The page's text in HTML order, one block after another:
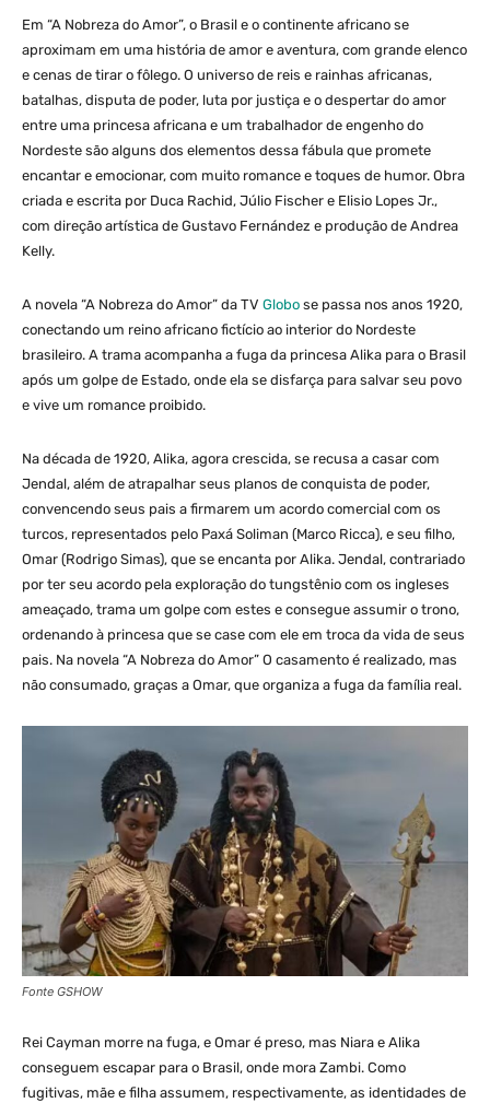
Em “A Nobreza do Amor”, o Brasil e o continente africano se
aproximam em uma história de amor e aventura, com grande elenco
e cenas de tirar o fôlego. O universo de reis e rainhas africanas,
batalhas, disputa de poder, luta por justiça e o despertar do amor
entre uma princesa africana e um trabalhador de engenho do
Nordeste são alguns dos elementos dessa fábula que promete
encantar e emocionar, com muito romance e toques de humor. Obra
criada e escrita por Duca Rachid, Júlio Fischer e Elisio Lopes Jr.,
com direção artística de Gustavo Fernández e produção de Andrea
Kelly.
A novela “A Nobreza do Amor” da TV Globo se passa nos anos 1920,
conectando um reino africano fictício ao interior do Nordeste
brasileiro. A trama acompanha a fuga da princesa Alika para o Brasil
após um golpe de Estado, onde ela se disfarça para salvar seu povo
e vive um romance proibido.
Na década de 1920, Alika, agora crescida, se recusa a casar com
Jendal, além de atrapalhar seus planos de conquista de poder,
convencendo seus pais a firmarem um acordo comercial com os
turcos, representados pelo Paxá Soliman (Marco Ricca), e seu filho,
Omar (Rodrigo Simas), que se encanta por Alika. Jendal, contrariado
por ter seu acordo pela exploração do tungstênio com os ingleses
ameaçado, trama um golpe com estes e consegue assumir o trono,
ordenando à princesa que se case com ele em troca da vida de seus
pais. Na novela “A Nobreza do Amor” O casamento é realizado, mas
não consumado, graças a Omar, que organiza a fuga da família real.
Fonte GSHOW
Rei Cayman morre na fuga, e Omar é preso, mas Niara e Alika
conseguem escapar para o Brasil, onde mora Zambi. Como
fugitivas, mãe e filha assumem, respectivamente, as identidades de